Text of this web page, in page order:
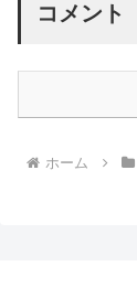
コメント
ホーム